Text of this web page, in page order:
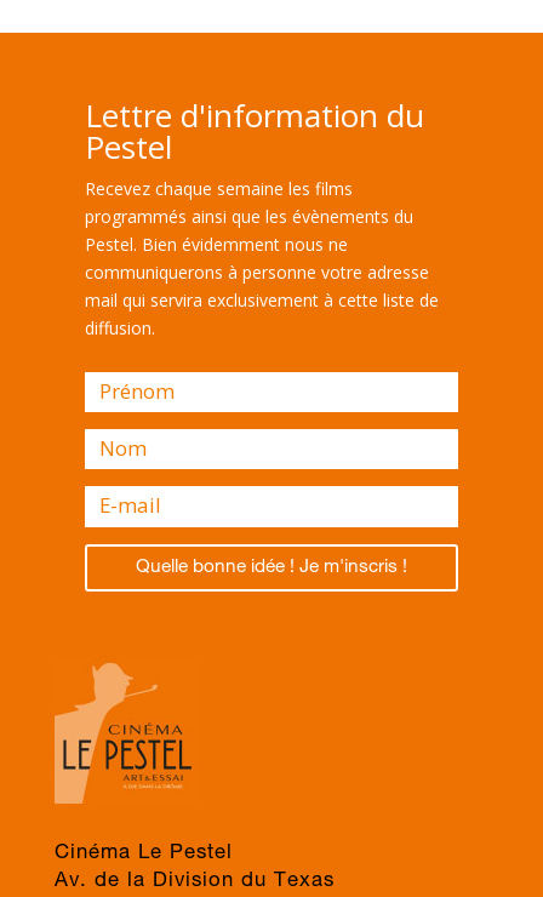
Lettre d'information du
Pestel
Recevez chaque semaine les films
programmés ainsi que les évènements du
Pestel. Bien évidemment nous ne
communiquerons à personne votre adresse
mail qui servira exclusivement à cette liste de
diffusion.
Quelle bonne idée ! Je m'inscris !
Cinéma Le Pestel
Av. de la Division du Texas